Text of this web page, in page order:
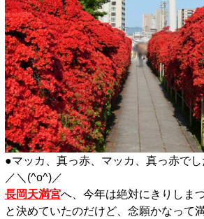
●マッカ、真っ赤、マッカ、真っ赤で
／＼(^o^)／
長岡天満宮へ、今年は絶対にきりしま
と決めていたのだけど、念願かなって